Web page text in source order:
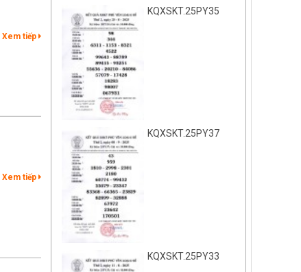
Xem tiếp
Xem tiếp
KQXSKT.25PY35
KQXSKT.25PY37
KQXSKT.25PY33